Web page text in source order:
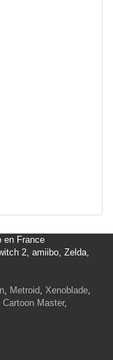
en France
2, amiibo, Zelda,
, Metroid, Xenoblade,
Cartoon Master,